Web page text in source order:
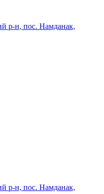
р-н, пос. Намданак,
р-н, пос. Намданак,